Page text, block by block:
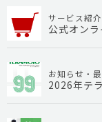
サービス紹介
公式オン
お知らせ・
2026年テ